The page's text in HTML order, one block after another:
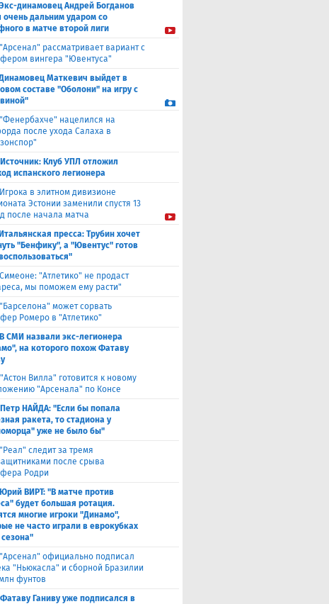
Экс-динамовец Андрей Богданов
очень дальним ударом со
в матче второй лиги
"Арсенал" рассматривает вариант с
вингера "Ювентуса"
Маткевич выйдет в
составе "Оболони" на игру с
"Фенербахче" нацелился на
после ухода Салаха в
Источник: Клуб УПЛ отложил
испанского легионера
Игрока в элитном дивизионе
Эстонии заменили спустя 13
после начала матча
Итальянская пресса: Трубин хочет
"Бенфику", а "Ювентус" готов
Симеоне: "Атлетико" не продаст
мы поможем ему расти"
"Барселона" может сорвать
Ромеро в "Атлетико"
В СМИ назвали экс-легионера
на которого похож Фатаву
"Астон Вилла" готовится к новому
"Арсенала" по Консе
Петр НАЙДА: "Если бы попала
ракета, то стадиона у
уже не было бы"
"Реал" следит за тремя
после срыва
Родри
Юрий ВИРТ: "В матче против
будет большая ротация.
многие игроки "Динамо",
не часто играли в еврокубках
сезона"
"Арсенал" официально подписал
"Ньюкасла" и сборной Бразилии
фунтов
Фатаву Ганиву уже подписался в